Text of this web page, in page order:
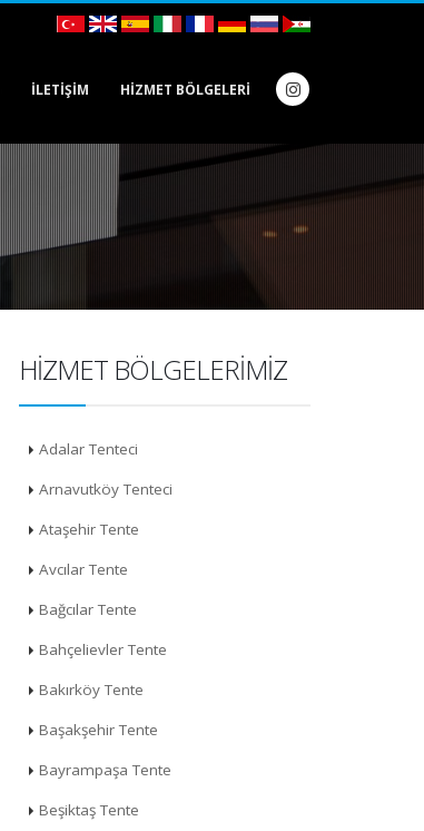
İLETIŞIM HIZMET BÖLGELERI
HIZMET BÖLGELERIMIZ
Adalar Tenteci
Arnavutköy Tenteci
Ataşehir Tente
Avcılar Tente
Bağcılar Tente
Bahçelievler Tente
Bakırköy Tente
Başakşehir Tente
Bayrampaşa Tente
Beşiktaş Tente